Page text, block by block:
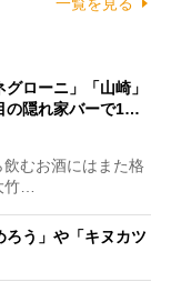
ローニ」「山崎」
の隠れ家バーで1…
むお酒にはまた格
…
ろう」や「キヌカツ